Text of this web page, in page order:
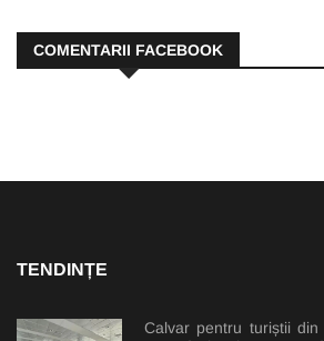
COMENTARII FACEBOOK
TENDINȚE
Calvar pentru turiștii